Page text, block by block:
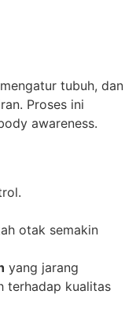
tubuh, dan
Proses ini
awareness.
otak semakin
yang jarang
terhadap kualitas